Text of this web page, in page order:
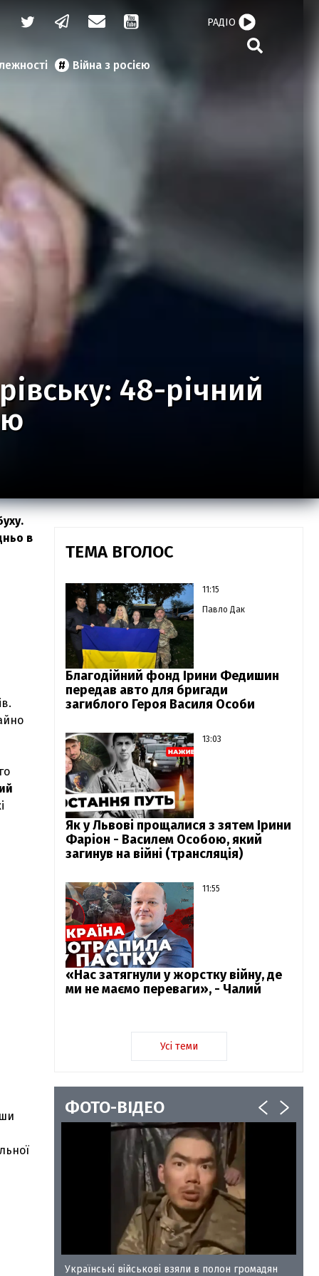
Війна з росією
РАДІО
48-річний
в
ТЕМА ВГОЛОС
11:15
Павло Дак
Благодійний фонд Ірини Федишин
передав авто для бригади
загиблого Героя Василя Особи
13:03
Як у Львові прощалися з зятем Ірини
Фаріон - Василем Особою, який
загинув на війні (трансляція)
11:55
«Нас затягнули у жорстку війну, де
ми не маємо переваги», - Чалий
Усі теми
ФОТО-ВІДЕО
35
Українські військові взяли в полон громадян